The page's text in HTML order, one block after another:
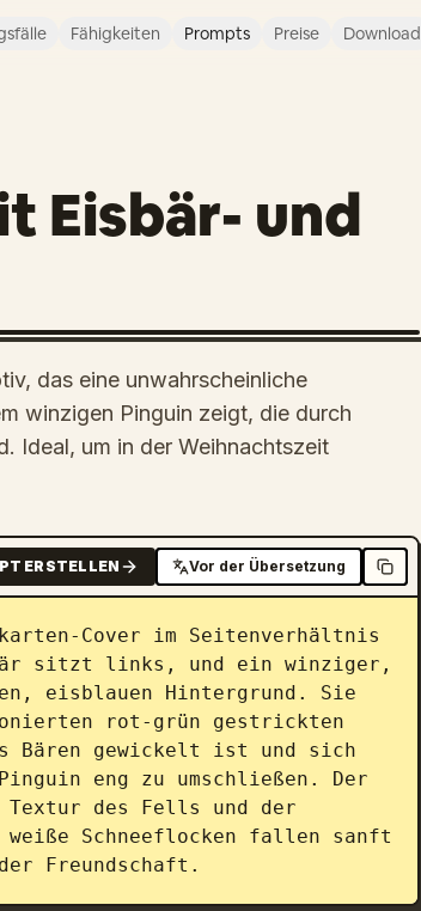
Fähigkeiten Prompts Preise Download
Eisbär- und
das eine unwahrscheinliche
winzigen Pinguin zeigt, die durch
Ideal, um in der Weihnachtszeit
ERSTELLEN Vor der Übersetzung
Cover im Seitenverhältnis
sitzt links, und ein winziger,
eisblauen Hintergrund. Sie
rot-grün gestrickten
Bären gewickelt ist und sich
eng zu umschließen. Der
Textur des Fells und der
Schneeflocken fallen sanft
Freundschaft.